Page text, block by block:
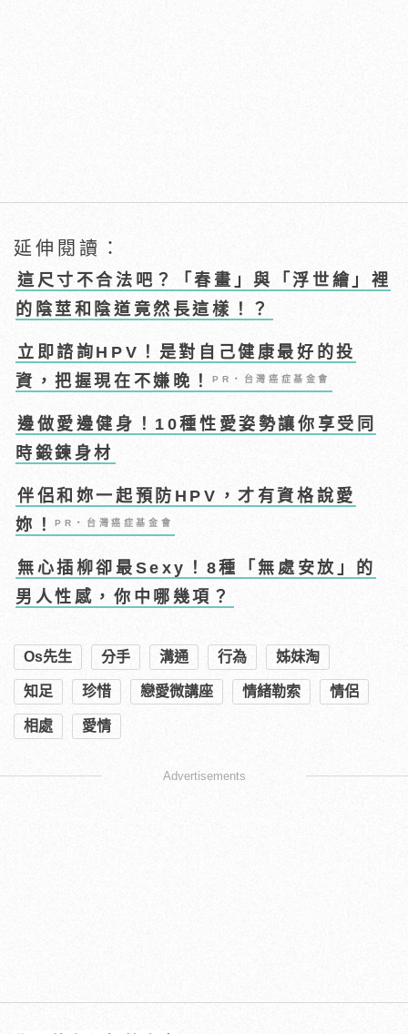
延伸閱讀：
這尺寸不合法吧？「春畫」與「浮世繪」裡
的陰莖和陰道竟然長這樣！？
立即諮詢HPV！是對自己健康最好的投
資，把握現在不嫌晚！PR・台灣癌症基金會
邊做愛邊健身！10種性愛姿勢讓你享受同
時鍛鍊身材
伴侶和妳一起預防HPV，才有資格說愛
妳！PR・台灣癌症基金會
無心插柳卻最Sexy！8種「無處安放」的
男人性感，你中哪幾項？
Os先生 分手 溝通 行為 姊妹淘
知足 珍惜 戀愛微講座 情緒勒索 情侶
相處 愛情
Advertisements